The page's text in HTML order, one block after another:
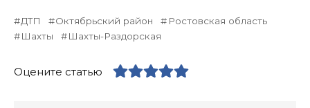
ДТП Октябрьский район
Ростовская область
Шахты
Шахты-Раздорская
Оцените статью